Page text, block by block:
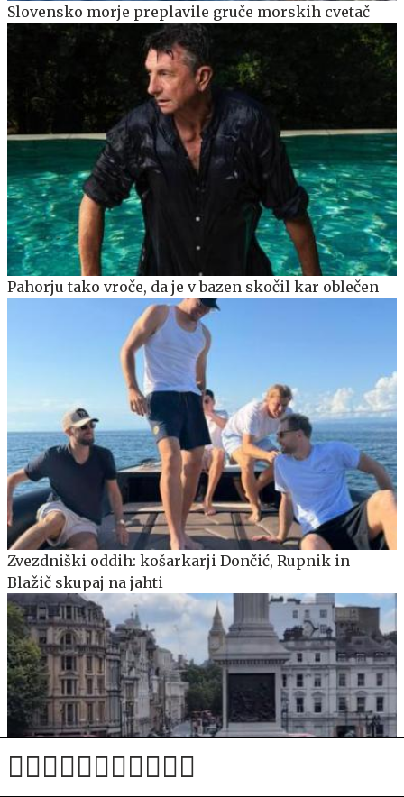
Slovensko morje preplavile gruče morskih cvetač
Pahorju tako vroče, da je v bazen skočil kar oblečen
Zvezdniški oddih: košarkarji Dončić, Rupnik in
Blažič skupaj na jahti